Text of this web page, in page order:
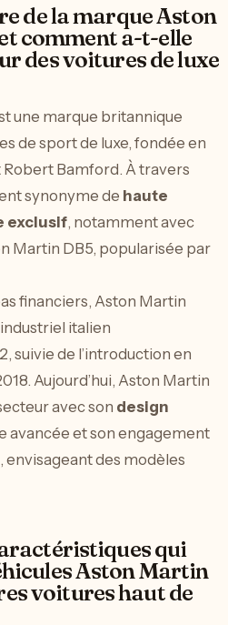
de la marque Aston
comment a-t-elle
des voitures de luxe
une marque britannique
de sport de luxe, fondée en
Robert Bamford. À travers
synonyme de haute
exclusif, notamment avec
Martin DB5, popularisée par
financiers, Aston Martin
industriel italien
suivie de l’introduction en
Aujourd’hui, Aston Martin
avec son design
avancée et son engagement
, envisageant des modèles
qui
Aston Martin
voitures haut de